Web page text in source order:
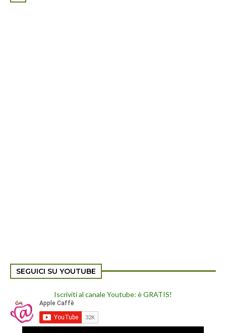
SEGUICI SU YOUTUBE
Iscriviti al canale Youtube: è GRATIS!